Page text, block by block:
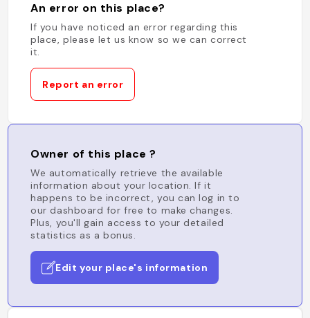
An error on this place?
If you have noticed an error regarding this
place, please let us know so we can correct
it.
Report an error
Owner of this place ?
We automatically retrieve the available
information about your location. If it
happens to be incorrect, you can log in to
our dashboard for free to make changes.
Plus, you'll gain access to your detailed
statistics as a bonus.
Edit your place's information